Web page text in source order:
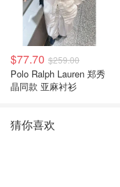
$77.70 $259.00
Polo Ralph Lauren 郑秀
晶同款 亚麻衬衫
猜你喜欢